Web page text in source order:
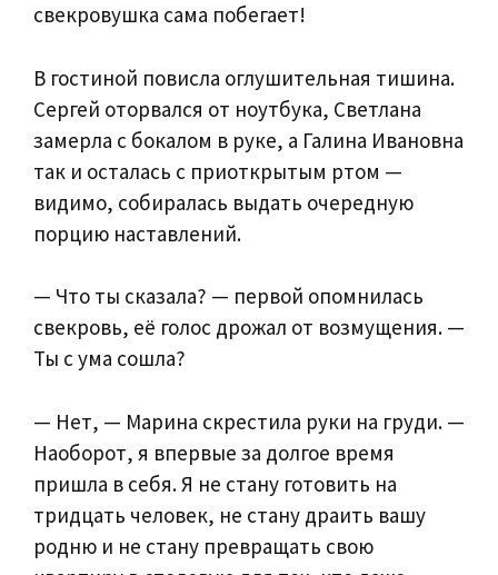
свекровушка сама побегает!
В гостиной повисла оглушительная тишина.
Сергей оторвался от ноутбука, Светлана
замерла с бокалом в руке, а Галина Ивановна
так и осталась с приоткрытым ртом —
видимо, собиралась выдать очередную
порцию наставлений.
— Что ты сказала? — первой опомнилась
свекровь, её голос дрожал от возмущения. —
Ты с ума сошла?
— Нет, — Марина скрестила руки на груди. —
Наоборот, я впервые за долгое время
пришла в себя. Я не стану готовить на
тридцать человек, не стану драить вашу
родню и не стану превращать свою